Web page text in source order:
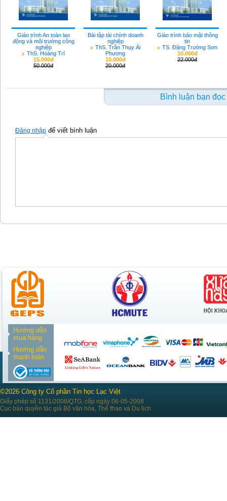
Giáo trình An toàn lao
động và môi trường công
nghiệp
ThS. Hoàng Trí
15.000đ
50.000đ
Bài tập tài chính doanh
nghiệp
ThS. Trần Thụy Ái
Phương
10.000đ
20.000đ
Giáo trình bảo mật thông
tin
TS. Đặng Trường Sơn
10.000đ
22.000đ
Bình luận bạn đọc
Đăng nhập để viết bình luận
Hướng dẫn
mua hàng
Hướng dẫn
thanh toán
©2026 Công ty Cổ phần Tin học Lạc Việt
Giấy phép số 1131/2008/QTG, cấp ngày 06-05-2008
Cục bản quyền tác giả Bộ văn hóa, Thể thao và Du lịch